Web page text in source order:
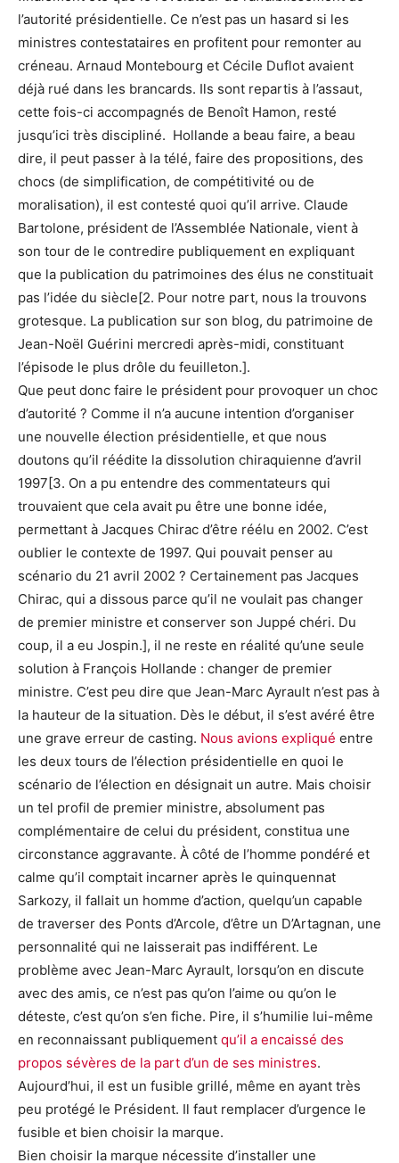
l’autorité présidentielle. Ce n’est pas un hasard si les
ministres contestataires en profitent pour remonter au
créneau. Arnaud Montebourg et Cécile Duflot avaient
déjà rué dans les brancards. Ils sont repartis à l’assaut,
cette fois-ci accompagnés de Benoît Hamon, resté
jusqu’ici très discipliné. Hollande a beau faire, a beau
dire, il peut passer à la télé, faire des propositions, des
chocs (de simplification, de compétitivité ou de
moralisation), il est contesté quoi qu’il arrive. Claude
Bartolone, président de l’Assemblée Nationale, vient à
son tour de le contredire publiquement en expliquant
que la publication du patrimoines des élus ne constituait
pas l’idée du siècle[2. Pour notre part, nous la trouvons
grotesque. La publication sur son blog, du patrimoine de
Jean-Noël Guérini mercredi après-midi, constituant
l’épisode le plus drôle du feuilleton.].
Que peut donc faire le président pour provoquer un choc
d’autorité ? Comme il n’a aucune intention d’organiser
une nouvelle élection présidentielle, et que nous
doutons qu’il réédite la dissolution chiraquienne d’avril
1997[3. On a pu entendre des commentateurs qui
trouvaient que cela avait pu être une bonne idée,
permettant à Jacques Chirac d’être réélu en 2002. C’est
oublier le contexte de 1997. Qui pouvait penser au
scénario du 21 avril 2002 ? Certainement pas Jacques
Chirac, qui a dissous parce qu’il ne voulait pas changer
de premier ministre et conserver son Juppé chéri. Du
coup, il a eu Jospin.], il ne reste en réalité qu’une seule
solution à François Hollande : changer de premier
ministre. C’est peu dire que Jean-Marc Ayrault n’est pas à
la hauteur de la situation. Dès le début, il s’est avéré être
une grave erreur de casting. Nous avions expliqué entre
les deux tours de l’élection présidentielle en quoi le
scénario de l’élection en désignait un autre. Mais choisir
un tel profil de premier ministre, absolument pas
complémentaire de celui du président, constitua une
circonstance aggravante. À côté de l’homme pondéré et
calme qu’il comptait incarner après le quinquennat
Sarkozy, il fallait un homme d’action, quelqu’un capable
de traverser des Ponts d’Arcole, d’être un D’Artagnan, une
personnalité qui ne laisserait pas indifférent. Le
problème avec Jean-Marc Ayrault, lorsqu’on en discute
avec des amis, ce n’est pas qu’on l’aime ou qu’on le
déteste, c’est qu’on s’en fiche. Pire, il s’humilie lui-même
en reconnaissant publiquement qu’il a encaissé des
propos sévères de la part d’un de ses ministres.
Aujourd’hui, il est un fusible grillé, même en ayant très
peu protégé le Président. Il faut remplacer d’urgence le
fusible et bien choisir la marque.
Bien choisir la marque nécessite d’installer une